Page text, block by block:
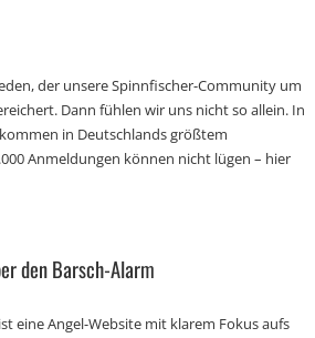
der unsere Spinnfischer-Community um
Dann fühlen wir uns nicht so allein. In
in Deutschlands größtem
Anmeldungen können nicht lügen – hier
den Barsch-Alarm
eine Angel-Website mit klarem Fokus aufs